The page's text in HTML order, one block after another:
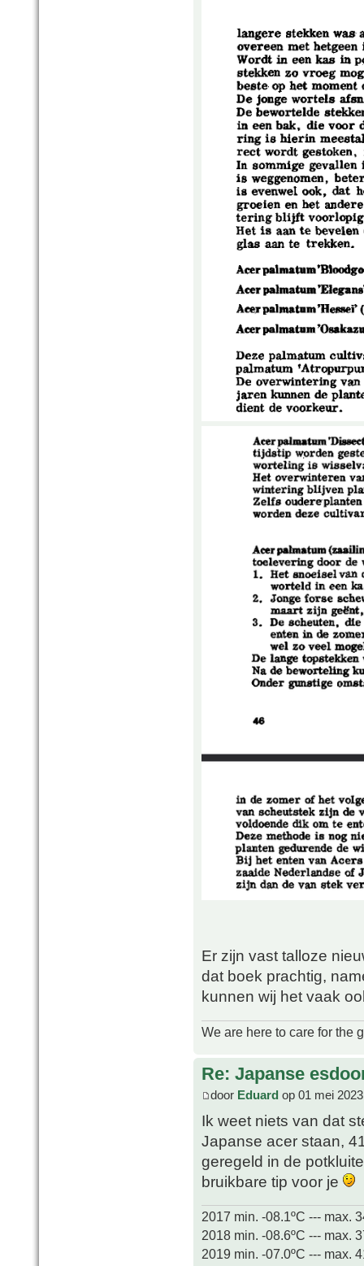
Er zijn vast talloze
dat boek prachtig,
kunnen wij het vaak
We are here to care for the
Re: Japanse
door Eduard op 01 mei
Ik weet niets van dat
Japanse acer staan,
geregeld in de
bruikbare tip voor je
2017 min. -08.1ºC --- max.
2018 min. -08.6ºC --- max.
2019 min. -07.0ºC --- max.